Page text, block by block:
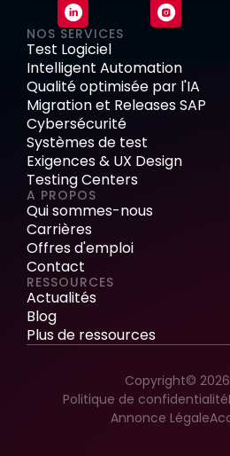
NOS SERVICES
Test Logiciel
Intelligent Automation
Qualité optimisée par l'IA
Migration et Releases SAP
Cybersécurité
Systèmes de test
Exigences & UX Design
Testing Centers
A PROPOS
Qui sommes-nous
Carrières
Offres d'emploi
Contact
RESSOURCES
Actualités
Blog
Plus de ressources
Copyright©
Politique de confidentialité
Annonce Légale